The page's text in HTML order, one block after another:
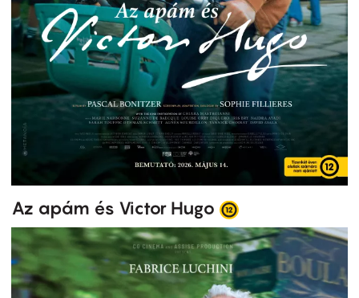
Az apám és Victor Hugo